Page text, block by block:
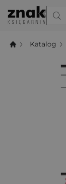
Katalog